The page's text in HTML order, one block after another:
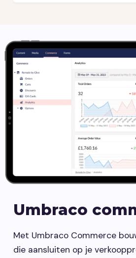
Umbraco
Met Umbraco Commerce
die aansluiten op je